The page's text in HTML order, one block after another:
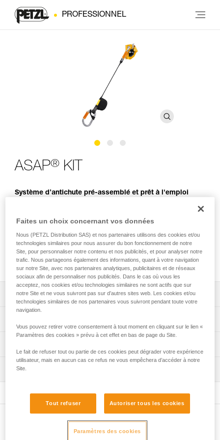
PROFESSIONNEL
ASAP® KIT
Système d’antichute pré-assemblé et prêt à l'emploi
Le kit d'antichute ASAP KIT est un système pré-assemblé et
prêt à l'emploi. Il se compose d’un antichute mobile ASAP,
d’un absorbeur d’énergie et de deux mousquetons OK
TRIACT-LOCK avec barrette de maintien CAPTIV. Ce kit est
disponible en trois versions, en fonction de vos besoins et
utilisations.
Descriptif
Kit pré-assemblé, composé d'un antichute ASAP, d'un
absorbeur d'énergie et de deux mousquetons OK TRIACT-
LOCK et disponible en trois versions :
(B070DA00),
- avec un absorbeur d'énergie ASAP'SORBER 40
(B070DA02).
Antichute mobile sur corde :
vitesse dépasse deux mètres par seconde,
Compatibilité corde: 10 à 13 mm
Certification(s): CE EN 12841 type A, CE EN 353-2
CE EN 12841 type A en utilisation avec un absorbeur
ASAP'SORBER 20/40 ou ASAP'SORBER AXESS, une
corde AXIS 11 mm avec deux terminaisons cousues et un
Notice
Télécharger le pdf technical-notice-ASAP-3
Déclaration de conformité
Télécharger le pdf UE-declaration-B070AB00-ASAP
Télécharger le pdf EU-Declaration-ASAPSORBER-L071
Télécharger le pdf UE-Declaration-M33A TL-TLN-OK
Inspection
Autres produits
Faites un choix concernant vos données
Nous (PETZL Distribution SAS) et nos partenaires utilisons des cookies et/ou
technologies similaires pour nous assurer du bon fonctionnement de notre
Site, pour personnaliser notre contenu et nos publicités, et pour analyser notre
trafic. Nous partageons également des informations, quant à votre navigation
sur notre Site, avec nos partenaires analytiques, publicitaires et de réseaux
sociaux afin de personnaliser nos publicités. Dans le cas où vous les
acceptez, nos cookies et/ou technologies similaires ne sont actifs que sur
notre Site et ne vous suivront pas sur d’autres sites web. Les cookies et/ou
technologies similaires de nos partenaires vous suivront pendant toute votre
navigation.
Vous pouvez retirer votre consentement à tout moment en cliquant sur le lien «
Paramètres des cookies » prévu à cet effet en bas de page du Site.
Le fait de refuser tout ou partie de ces cookies peut dégrader votre expérience
utilisateur, mais en aucun cas ce refus ne vous empêchera d’accéder à notre
Site.
Tout refuser Autoriser tous les cookies
Paramètres des cookies